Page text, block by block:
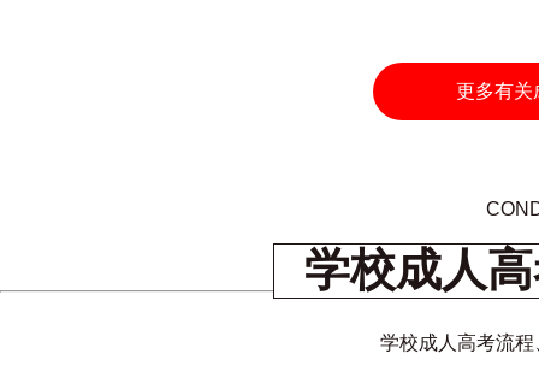
更多有关
学校成人
学校成人高考流